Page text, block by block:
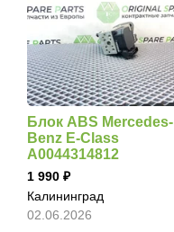
Блок ABS Mercedes-
Benz E-Class
A0044314812
1 990
Калининград
02.06.2026